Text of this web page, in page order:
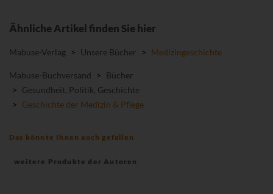
Ähnliche Artikel finden Sie hier
Mabuse-Verlag > Unsere Bücher > Medizingeschichte
Mabuse-Buchversand > Bücher
> Gesundheit, Politik, Geschichte
> Geschichte der Medizin & Pflege
Das könnte Ihnen auch gefallen
weitere Produkte der Autoren